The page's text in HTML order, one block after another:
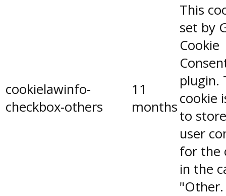
cookielawinfo-
checkbox-others
11
months
This
set by
Cookie
plugin.
cookie
to
user
for the
in the
"Other.